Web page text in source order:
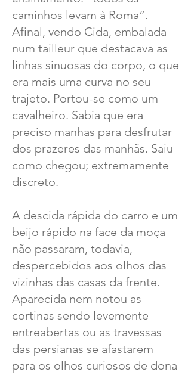
caminhos levam à Roma”.
Afinal, vendo Cida, embalada
num tailleur que destacava as
linhas sinuosas do corpo, o que
era mais uma curva no seu
trajeto. Portou-se como um
cavalheiro. Sabia que era
preciso manhas para desfrutar
dos prazeres das manhãs. Saiu
como chegou; extremamente
discreto.
A descida rápida do carro e um
beijo rápido na face da moça
não passaram, todavia,
despercebidos aos olhos das
vizinhas das casas da frente.
Aparecida nem notou as
cortinas sendo levemente
entreabertas ou as travessas
das persianas se afastarem
para os olhos curiosos de dona